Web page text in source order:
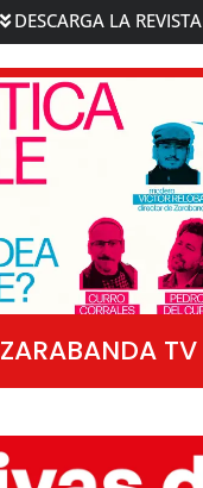
DESCARGA LA REVISTA
ZARABANDA TV